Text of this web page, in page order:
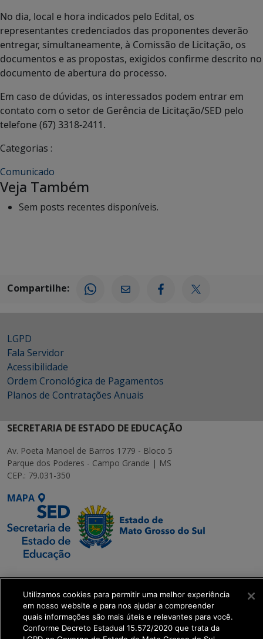
No dia, local e hora indicados pelo Edital, os
representantes credenciados das proponentes deverão
entregar, simultaneamente, à Comissão de Licitação, os
documentos e as propostas, exigidos confirme descrito no
documento de abertura do processo.
Em caso de dúvidas, os interessados podem entrar em
contato com o setor de Gerência de Licitação/SED pelo
telefone (67) 3318-2411.
Categorias :
Comunicado
Veja Também
Sem posts recentes disponíveis.
Compartilhe:
LGPD
Fala Servidor
Acessibilidade
Ordem Cronológica de Pagamentos
Planos de Contratações Anuais
SECRETARIA DE ESTADO DE EDUCAÇÃO
Av. Poeta Manoel de Barros 1779 - Bloco 5
Parque dos Poderes - Campo Grande | MS
CEP.: 79.031-350
MAPA
SETDIG | Secretaria-
Executiva de
Transformação Digital
get_footer();
Utilizamos cookies para permitir uma melhor experiência
em nosso website e para nos ajudar a compreender
quais informações são mais úteis e relevantes para você.
Conforme Decreto Estadual 15.572/2020 que trata da